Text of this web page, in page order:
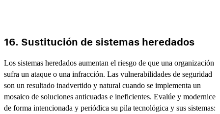
16. Sustitución de sistemas heredados
Los sistemas heredados aumentan el riesgo de que una organización
sufra un ataque o una infracción. Las vulnerabilidades de seguridad
son un resultado inadvertido y natural cuando se implementa un
mosaico de soluciones anticuadas e ineficientes. Evalúe y modernice
de forma intencionada y periódica su pila tecnológica y sus sistemas: